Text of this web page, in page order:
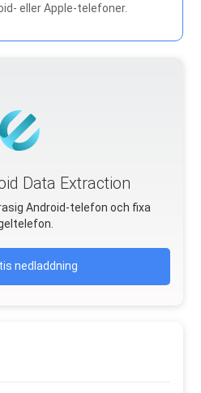
eller Apple-telefoner.
Data Extraction
Android-telefon och fixa
nedladdning